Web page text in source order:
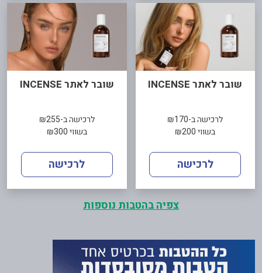
שובר לאתר INCENSE
לרכישה ב-₪170
בשווי ₪200
לרכישה
שובר לאתר INCENSE
לרכישה ב-₪255
בשווי ₪300
לרכישה
צפיה בהטבות נוספות